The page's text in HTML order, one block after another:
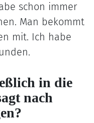
schon immer
Man bekommt
mit. Ich habe
in die
nach